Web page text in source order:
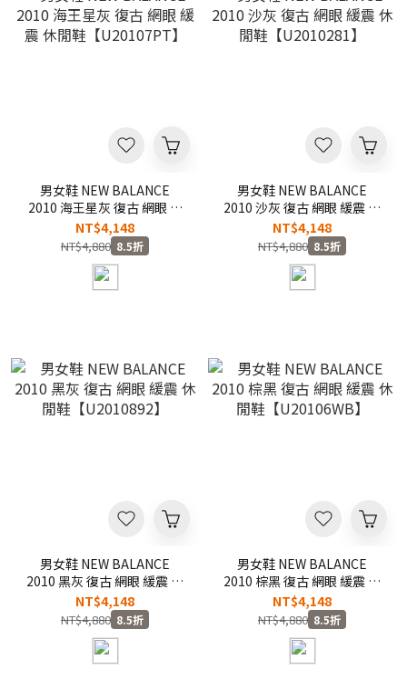
男女鞋 NEW BALANCE
2010 海王星灰 復古 網眼 緩
震 休閒鞋【U20107PT】
NT$4,148
NT$4,880 8.5折
男女鞋 NEW BALANCE
2010 沙灰 復古 網眼 緩震 休
閒鞋【U2010281】
NT$4,148
NT$4,880 8.5折
男女鞋 NEW BALANCE
2010 黑灰 復古 網眼 緩震 休
閒鞋【U2010892】
NT$4,148
NT$4,880 8.5折
男女鞋 NEW BALANCE
2010 棕黑 復古 網眼 緩震 休
閒鞋【U20106WB】
NT$4,148
NT$4,880 8.5折